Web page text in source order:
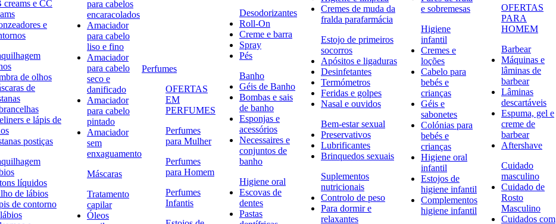
creams e CC
e
de olhos
de
e lápis de
postiças
líquidos
de lábios
de contorno
para cabelos
encaracolados
Amaciador
para cabelo
liso e fino
Amaciador
para cabelo
seco e
danificado
Amaciador
para cabelo
pintado
Amaciador
sem
enxaguamento
Máscaras
Tratamento
capilar
Óleos
Perfumes
OFERTAS
EM
PERFUMES
Perfumes
para Mulher
Perfumes
para Homem
Perfumes
Infantis
Desodorizantes
Roll-On
Creme e barra
Spray
Pés
Banho
Géis de Banho
Bombas e sais
de banho
Esponjas e
acessórios
Necessaires e
conjuntos de
banho
Higiene oral
Escovas de
dentes
Pastas
Cremes de muda da
fralda parafarmácia
Estojo de primeiros
socorros
Apósitos e ligaduras
Desinfetantes
Termómetros
Feridas e golpes
Nasal e ouvidos
Bem-estar sexual
Preservativos
Lubrificantes
Brinquedos sexuais
Suplementos
nutricionais
Controlo de peso
Para dormir e
relaxantes
e sobremesas
Higiene
infantil
Cremes e
loções
Cabelo para
bebés e
crianças
Géis e
sabonetes
Colónias para
bebés e
crianças
Higiene oral
infantil
Estojos de
higiene infantil
Complementos
higiene infantil
OFERTAS
PARA
HOMEM
Barbear
Máquinas e
lâminas de
barbear
Lâminas
descartáveis
Espuma, gel e
creme de
barbear
Aftershave
Cuidado
masculino
Cuidado de
Rosto
Masculino
Cuidados com